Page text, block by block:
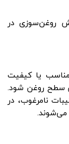
روغن‌سوزی در
یا کیفیت
سطح روغن شود.
نامرغوب، در
می‌شوند.